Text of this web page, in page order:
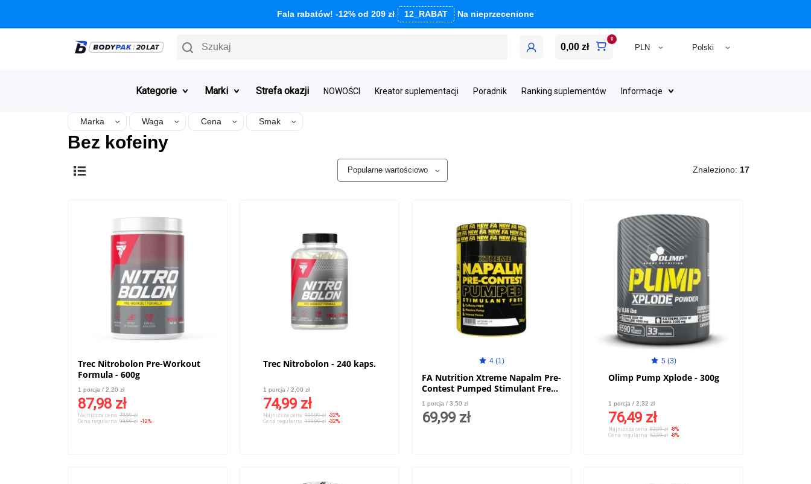
Fala rabatów! -12% od 209 zł 12_RABAT Na nieprzecenione
Szukaj 0,00 zł
0
Kategorie Marki Strefa okazji NOWOŚCI Kreator suplementacji Poradnik Ranking suplementów Informacje
Marka Waga Cena Smak
Bez kofeiny
Znaleziono: 17
Trec Nitrobolon Pre-Workout
Formula - 600g
1 porcja / 2,20 zł
87,98 zł
Najniższa cena: 79,99 zł
Cena regularna: 99,99 zł -12%
Trec Nitrobolon - 240 kaps.
1 porcja / 2,00 zł
74,99 zł
Najniższa cena: 109,99 zł -32%
Cena regularna: 109,99 zł -32%
4 (1)
FA Nutrition Xtreme Napalm Pre-
Contest Pumped Stimulant Free -
350g
1 porcja / 3,50 zł
69,99 zł
5 (3)
Olimp Pump Xplode - 300g
1 porcja / 2,32 zł
76,49 zł
Najniższa cena:82,99 zł -8%
Cena regularna:82,99 zł -8%